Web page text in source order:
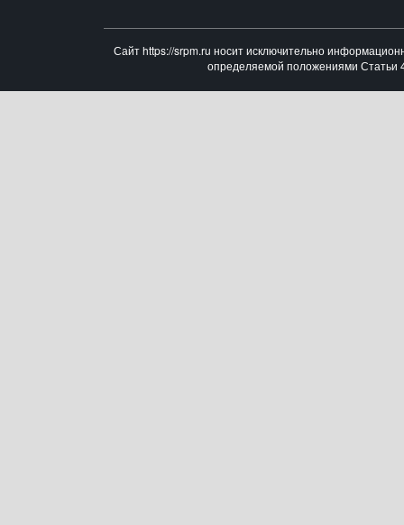
Сайт https://srpm.ru носит исключительно
определяемой положениями Статьи